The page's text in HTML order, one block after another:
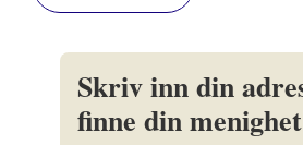
Skriv inn din
finne din menighet